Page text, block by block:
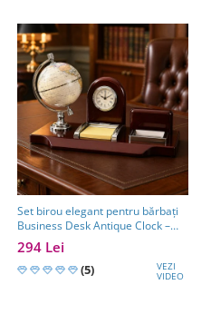
Set birou elegant pentru bărbați
Business Desk Antique Clock –
cadou premium pentru șef, soț
sau partener de afaceri
294 Lei
(5) VEZI
VIDEO